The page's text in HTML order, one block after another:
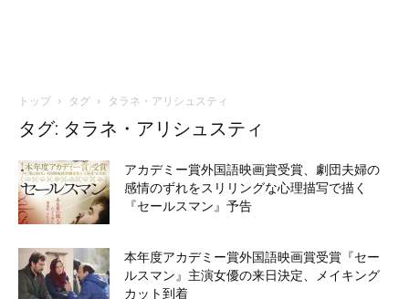
トップ タグ タラネ・アリシュスティ
タグ: タラネ・アリシュスティ
アカデミー賞外国語映画賞受賞、劇団夫婦の
感情のずれをスリリングな心理描写で描く
『セールスマン』予告
本年度アカデミー賞外国語映画賞受賞『セー
ルスマン』主演女優の来日決定、メイキング
カット到着